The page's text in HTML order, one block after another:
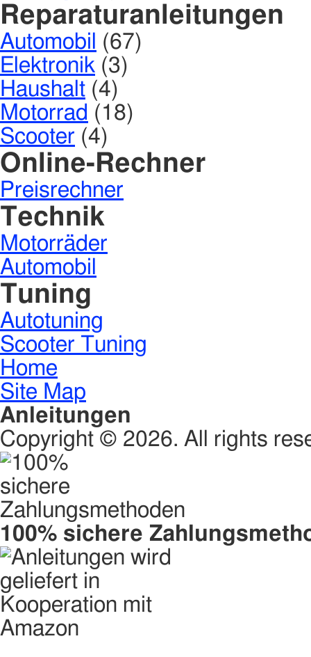
Reparaturanleitungen
Automobil
(67)
Elektronik (3)
Haushalt (4)
Motorrad (18)
Scooter (4)
Online-Rechner
Preisrechner
Technik
Motorräder
Automobil
Tuning
Autotuning
Scooter Tuning
Home
Site Map
Anleitungen
Copyright © 2026. All rights
100% sichere